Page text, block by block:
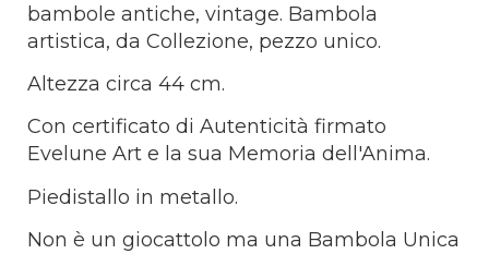
bambole antiche, vintage. Bambola
artistica, da Collezione, pezzo unico.
Altezza circa 44 cm.
Con certificato di Autenticità firmato
Evelune Art e la sua Memoria dell'Anima.
Piedistallo in metallo.
Non è un giocattolo ma una Bambola Unica